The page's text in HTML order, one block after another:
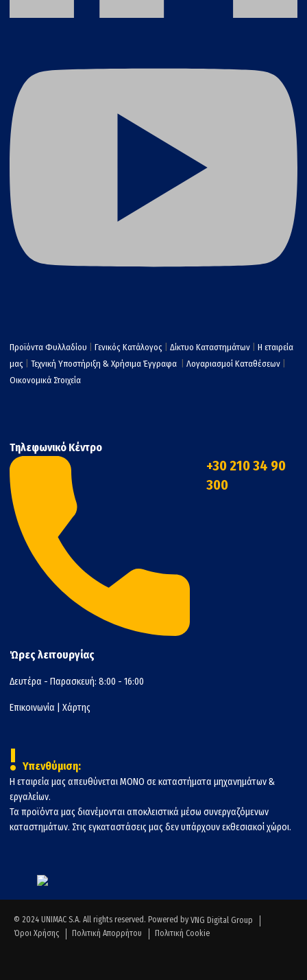
Προϊόντα Φυλλαδίου Γενικός Κατάλογος Δίκτυο Καταστημάτων
Η εταιρεία
μας
Τεχνική Υποστήριξη & Χρήσιμα Έγγραφα Λογαριασμοί Καταθέσεων
Οικονομικά Στοιχεία
Τηλεφωνικό Κέντρο
+30 210 34 90
300
Ώρες λειτουργίας
Δευτέρα - Παρασκευή: 8:00 - 16:00
Επικοινωνία Χάρτης
! Υπενθύμιση:
Η εταιρεία μας απευθύνεται ΜΟΝΟ σε καταστήματα μηχανημάτων &
εργαλείων.
Τα προϊόντα μας διανέμονται αποκλειστικά μέσω συνεργαζόμενων
καταστημάτων. Στις εγκαταστάσεις μας δεν υπάρχουν εκθεσιακοί χώροι.
© 2024 UNIMAC S.A. All rights reserved. Powered by VNG Digital Group
Όροι Χρήσης
Πολιτική Απορρήτου Πολιτική Cookie